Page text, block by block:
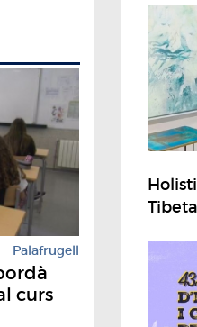
Palafrugell
curs